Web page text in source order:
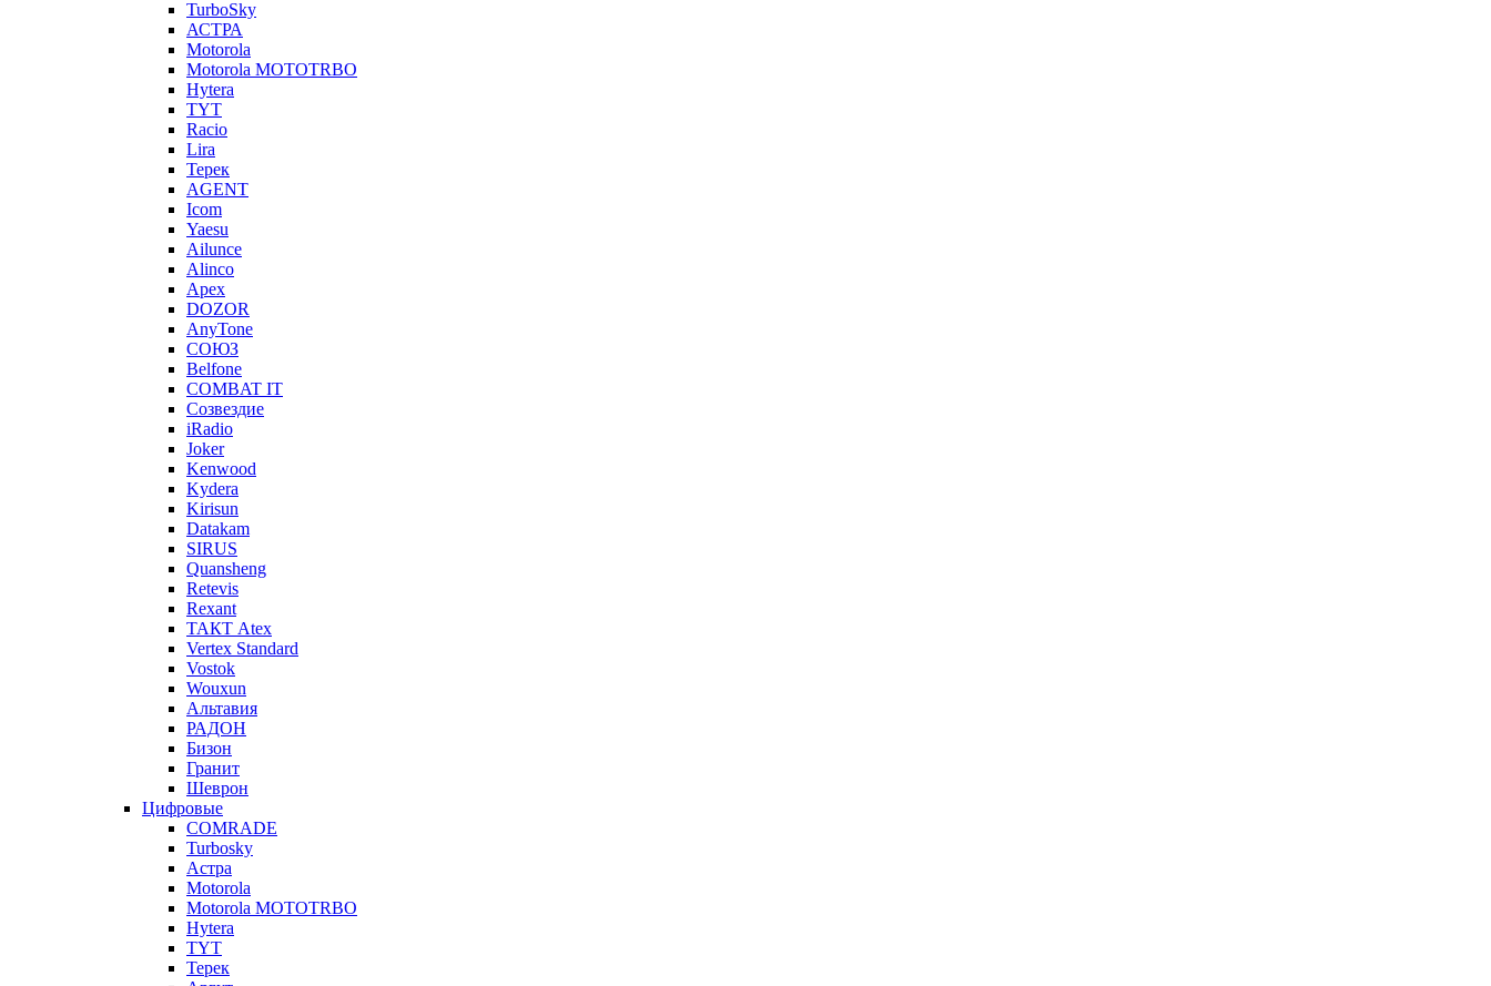
TurboSky
АСТРА
Motorola
Motorola MOTOTRBO
Hytera
TYT
Racio
Lira
Терек
AGENT
Icom
Yaesu
Ailunce
Alinco
Apex
DOZOR
AnyTone
СОЮЗ
Belfone
COMBAT IT
Созвездие
iRadio
Joker
Kenwood
Kydera
Kirisun
Datakam
SIRUS
Quansheng
Retevis
Rexant
ТАКТ Atex
Vertex Standard
Vostok
Wouxun
Альтавия
РАДОН
Бизон
Гранит
Шеврон
Цифровые
COMRADE
Turbosky
Астра
Motorola
Motorola MOTOTRBO
Hytera
TYT
Терек